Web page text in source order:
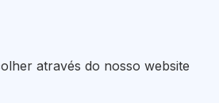
através do nosso website